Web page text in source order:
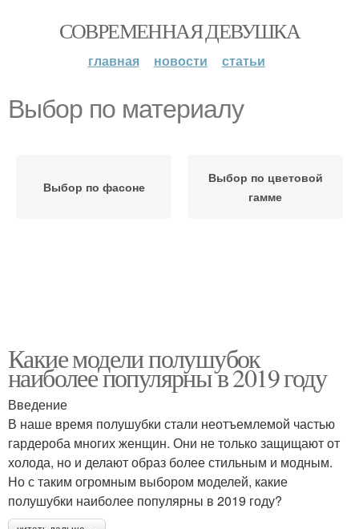
СОВРЕМЕННАЯ ДЕВУШКА
главная новости статьи
Выбор по материалу
Выбор по фасоне
Выбор по цветовой
гамме
Какие модели полушубок
наиболее популярны в 2019 году
Введение
В наше время полушубки стали неотъемлемой частью
гардероба многих женщин. Они не только защищают от
холода, но и делают образ более стильным и модным.
Но с таким огромным выбором моделей, какие
полушубки наиболее популярны в 2019 году?